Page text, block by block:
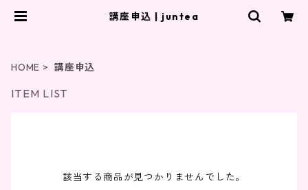
講座申込 | juntea
HOME 講座申込
ITEM LIST
該当する商品が見つかりませんでした。